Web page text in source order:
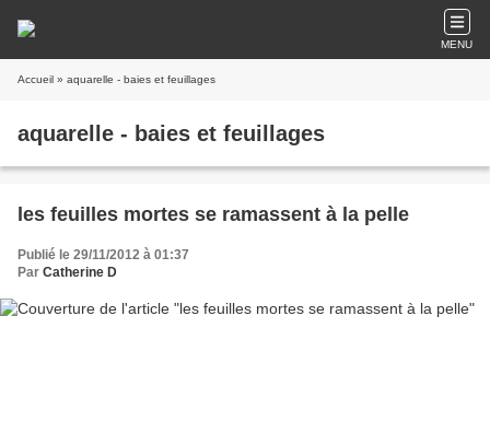
MENU
Accueil » aquarelle - baies et feuillages
aquarelle - baies et feuillages
les feuilles mortes se ramassent à la pelle
Publié le 29/11/2012 à 01:37
Par Catherine D